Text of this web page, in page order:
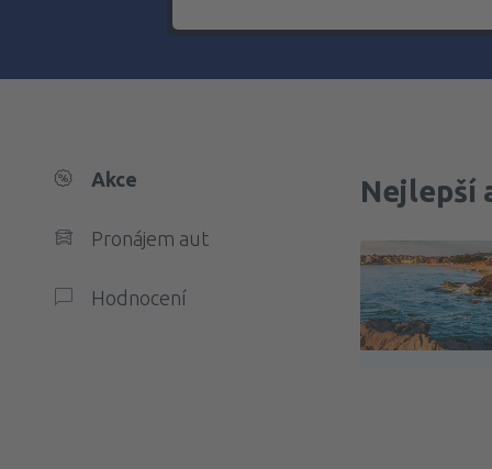
Akce
Pronájem aut
Hodnocení
Nejlepší